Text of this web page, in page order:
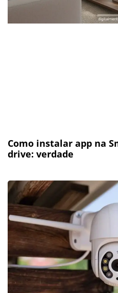
Como instalar app na
drive: verdade